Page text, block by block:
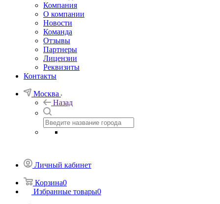
Компания
О компании
Новости
Команда
Отзывы
Партнеры
Лицензии
Реквизиты
Контакты
Москва
Назад
Личный кабинет
Корзина0
Избранные товары0